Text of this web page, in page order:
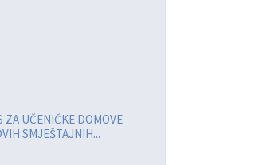
ZA UČENIČKE DOMOVE
SMJEŠTAJNIH...